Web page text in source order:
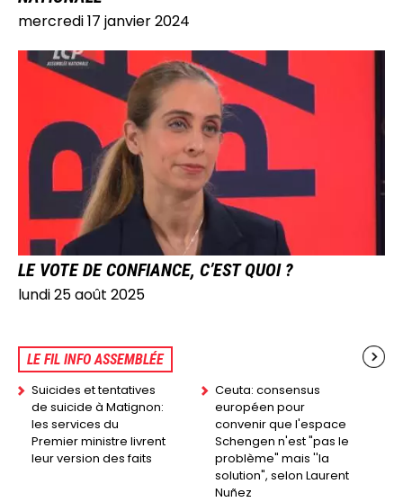
mercredi 17 janvier 2024
IMAGE
LE VOTE DE CONFIANCE, C’EST QUOI ?
lundi 25 août 2025
LE FIL INFO ASSEMBLÉE
Suicides et tentatives
de suicide à Matignon:
les services du
Premier ministre livrent
leur version des faits
Ceuta: consensus
européen pour
convenir que l'espace
Schengen n'est "pas le
problème" mais ''la
solution", selon Laurent
Nuñez